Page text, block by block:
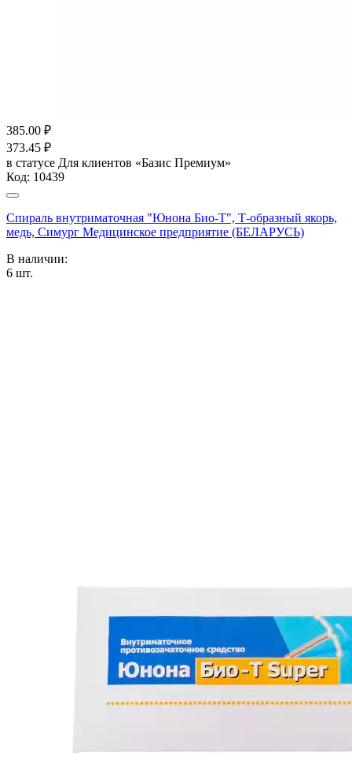
385.00 ₽
373.45 ₽
в статусе Для клиентов «Базис Премиум»
Код: 10439
Спираль внутриматочная "Юнона Био-Т", Т-образный якорь,
медь, Симург Медицинское предприятие (БЕЛАРУСЬ)
В наличии:
6 шт.